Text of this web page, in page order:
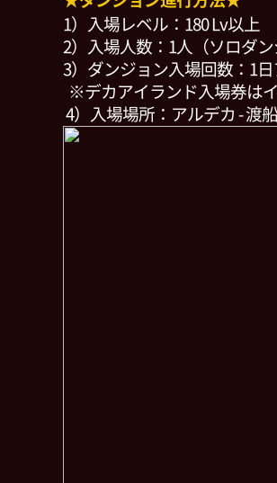
1）入場レベル：180 Lv以上
2）入場人数：1人（ソロダン
3）ダンジョン入場回数：1
※デカアイランド入場券は
4）入場場所：アルデカ - 渡